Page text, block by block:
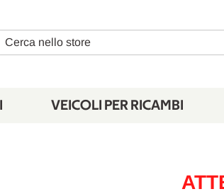
Cerca
VEICOLI PER RICAMBI